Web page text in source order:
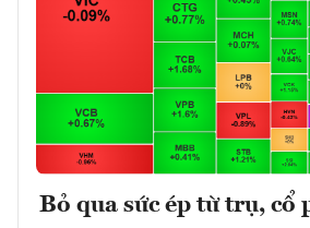
Bỏ qua sức ép từ trụ, cổ